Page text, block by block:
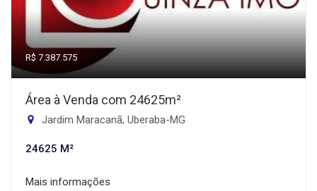
R$ 7.387.575
Área à Venda com 24625m²
Jardim Maracanã, Uberaba-MG
24625 M²
Mais informações